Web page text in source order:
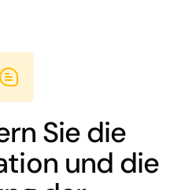
Sie die
und die